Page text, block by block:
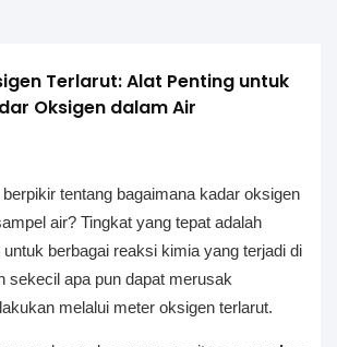
Terlarut: Alat Penting untuk
Oksigen dalam Air
berpikir tentang bagaimana kadar oksigen
air? Tingkat yang tepat adalah
berbagai reaksi kimia yang terjadi di
sekecil apa pun dapat merusak
melalui meter oksigen terlarut.